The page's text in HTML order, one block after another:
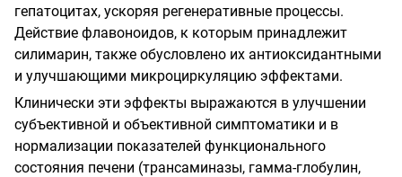
гепатоцитах, ускоряя регенеративные процессы.
Действие флавоноидов, к которым принадлежит
силимарин, также обусловлено их антиоксидантными
и улучшающими микроциркуляцию эффектами.
Клинически эти эффекты выражаются в улучшении
субъективной и объективной симптоматики и в
нормализации показателей функционального
состояния печени (трансаминазы, гамма-глобулин,